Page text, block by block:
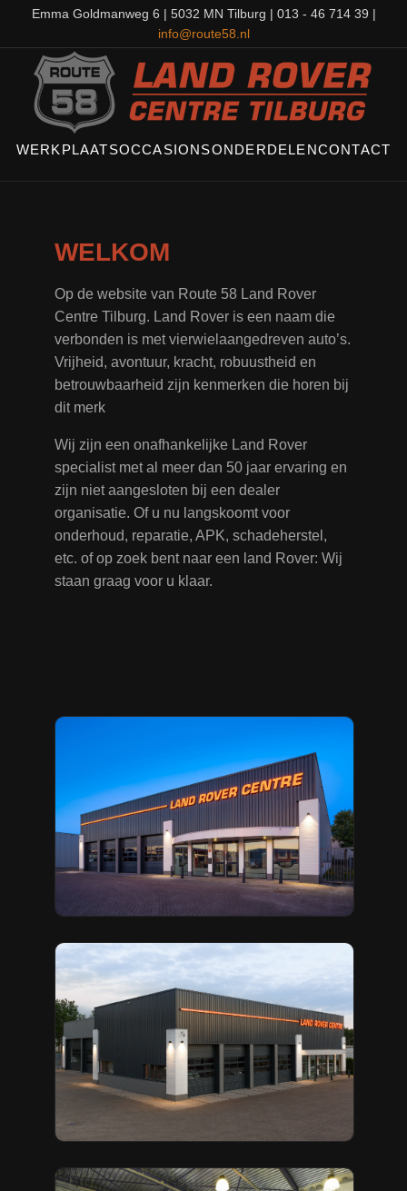
Emma Goldmanweg 6 | 5032 MN Tilburg | 013 - 46 714 39 |
info@route58.nl
WERKPLAATSOCCASIONSONDERDELENCONTACT
WELKOM
Op de website van Route 58 Land Rover
Centre Tilburg. Land Rover is een naam die
verbonden is met vierwielaangedreven auto’s.
Vrijheid, avontuur, kracht, robuustheid en
betrouwbaarheid zijn kenmerken die horen bij
dit merk
Wij zijn een onafhankelijke Land Rover
specialist met al meer dan 50 jaar ervaring en
zijn niet aangesloten bij een dealer
organisatie. Of u nu langskoomt voor
onderhoud, reparatie, APK, schadeherstel,
etc. of op zoek bent naar een land Rover: Wij
staan graag voor u klaar.